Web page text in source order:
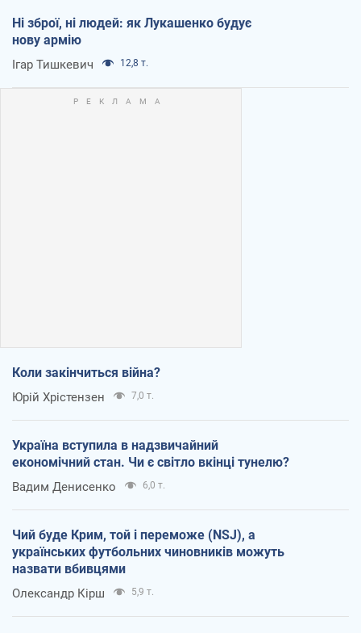
Ні зброї, ні людей: як Лукашенко будує
нову армію
Ігар Тишкевич 12,8 т.
Коли закінчиться війна?
Юрій Хрістензен 7,0 т.
Україна вступила в надзвичайний
економічний стан. Чи є світло вкінці тунелю?
Вадим Денисенко 6,0 т.
Чий буде Крим, той і переможе (NSJ), а
українських футбольних чиновників можуть
назвати вбивцями
Олександр Кірш 5,9 т.